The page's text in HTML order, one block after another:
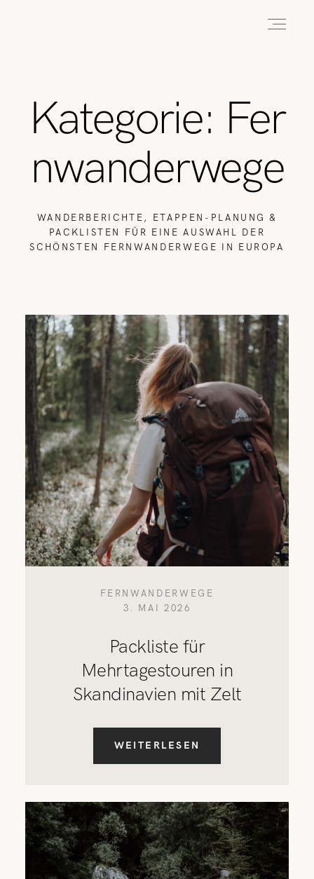
Kategorie: Fer
nwanderwege
WANDERBERICHTE, ETAPPEN-PLANUNG &
PACKLISTEN FÜR EINE AUSWAHL DER
SCHÖNSTEN FERNWANDERWEGE IN EUROPA
FERNWANDERWEGE
3. MAI 2026
Packliste für
Mehrtagestouren in
Skandinavien mit Zelt
WEITERLESEN
WANDERN
REISETIPPS
SHOP
KONTAKT